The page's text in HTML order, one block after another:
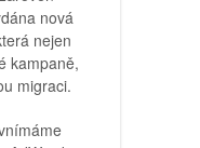
nová
nejen
kampaně,
migraci.